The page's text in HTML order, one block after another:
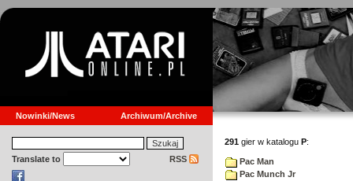
Nowinki/News Archiwum/Archive
Translate to RSS
291 gier w katalogu P:
Pac Man
Pac Munch Jr